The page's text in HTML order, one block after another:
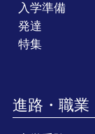
入学準備
発達
特集
進路・職業